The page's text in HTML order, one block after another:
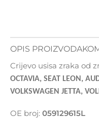
OPIS PROIZVODA
Crijevo usisa zraka od
OCTAVIA, SEAT LEON,
VOLKSWAGEN JETTA,
OE broj: 059129615L